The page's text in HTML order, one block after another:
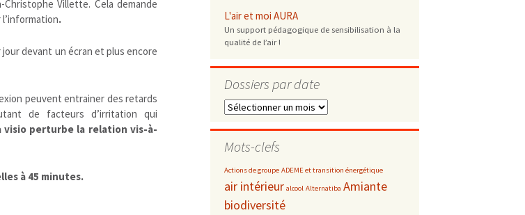
toxicologique
adolescents
exposition professionnelle
femmes enceintes / enfants
ionisants
Christophe Villette. Cela demande
.
devant un écran et plus encore
peuvent entrainer des retards
de facteurs d’irritation qui
perturbe la relation vis-à-
à 45 minutes.
L'air et moi AURA
Un support pédagogique de sensibilisation à la
qualité de l’air !
Dossiers par date
Dossiers
date
Mots-clefs
Actions de groupe ADEME et transition énergétique
air intérieur alcool Alternatiba Amiante
biodiversité